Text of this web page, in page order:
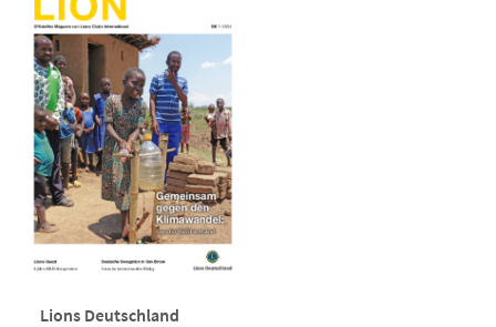
Lions Deutschland